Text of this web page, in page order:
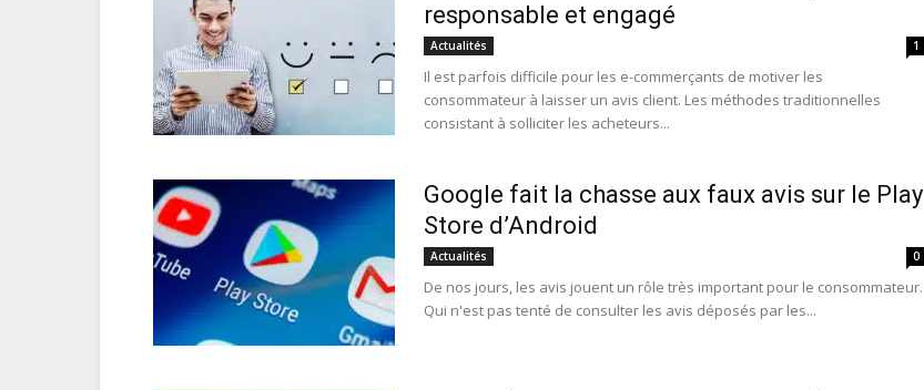
responsable et engagé
Actualités 1
Il est parfois difficile pour les e-commerçants de motiver les
consommateur à laisser un avis client. Les méthodes traditionnelles
consistant à solliciter les acheteurs...
Google fait la chasse aux faux avis sur le Play
Store d’Android
Actualités 0
De nos jours, les avis jouent un rôle très important pour le consommateur.
Qui n'est pas tenté de consulter les avis déposés par les...